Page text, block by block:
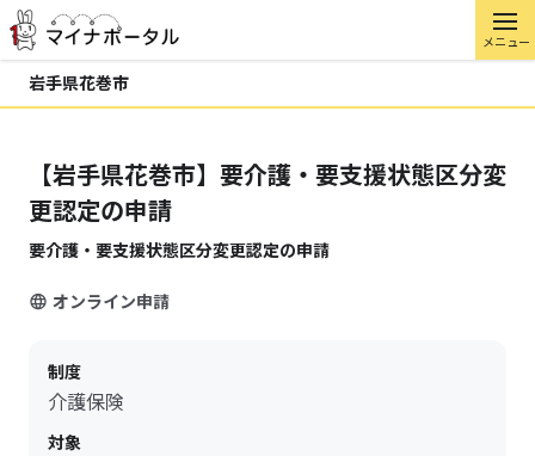
メニュー
岩手県花巻市
【岩手県花巻市】要介護・要支援状態区分変
更認定の申請
要介護・要支援状態区分変更認定の申請
オンライン申請
制度
介護保険
対象